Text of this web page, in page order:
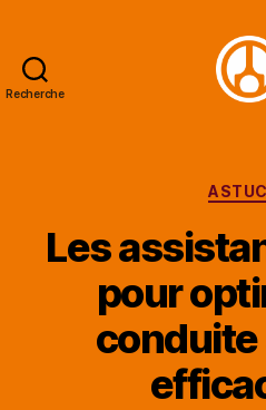
Recherche
Les
pour